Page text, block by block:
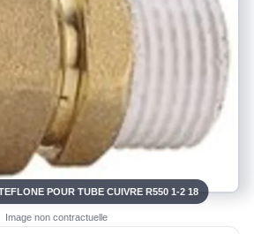
POUR TUBE CUIVRE R550 1-2 18
Image non contractuelle